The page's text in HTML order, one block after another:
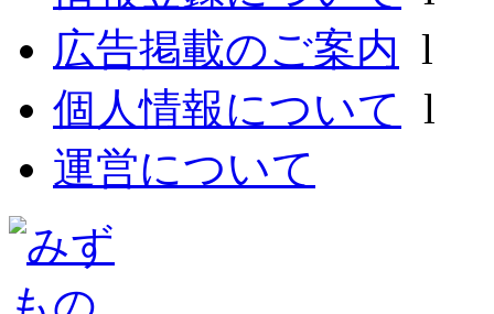
広告掲載のご案内 l
個人情報について l
運営について